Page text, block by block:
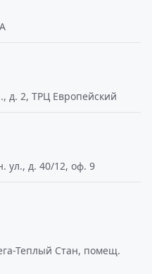
д. 2, ТРЦ Европейский
ул., д. 40/12, оф. 9
Теплый Стан, помещ.